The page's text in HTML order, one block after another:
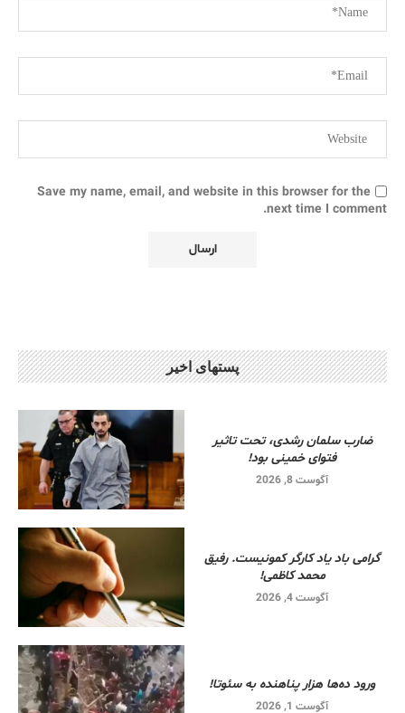
Save my name, email, and website in this browser for the
next time I comment.
پستهای اخیر
ضارب سلمان رشدی، تحت تاثیر
فتوای خمینی بود!
آگوست 8, 2026
گرامی باد یاد کارگر کمونیست. رفیق
محمد کاظمی!
آگوست 4, 2026
ورود ده‌ها هزار پناهنده به سئوتا!
آگوست 1, 2026